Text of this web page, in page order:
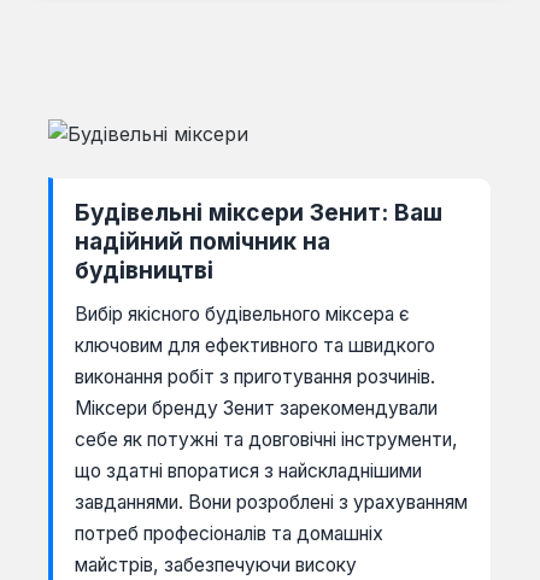
Будівельні міксери Зенит: Ваш
надійний помічник на
будівництві
Вибір якісного будівельного міксера є
ключовим для ефективного та швидкого
виконання робіт з приготування розчинів.
Міксери бренду Зенит зарекомендували
себе як потужні та довговічні інструменти,
що здатні впоратися з найскладнішими
завданнями. Вони розроблені з урахуванням
потреб професіоналів та домашніх
майстрів, забезпечуючи високу